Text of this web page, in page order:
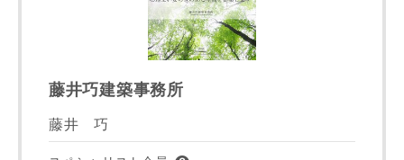
藤井巧建築事務所
藤井 巧